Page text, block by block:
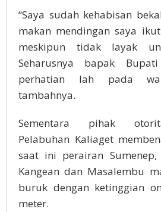
“Saya sudah kehabisan
makan mendingan saya
meskipun tidak layak
Seharusnya bapak
perhatian lah pada
tambahnya.
Sementara pihak
Pelabuhan Kaliaget
saat ini perairan Sumenep,
Kangean dan Masalembu
buruk dengan ketinggian
meter.